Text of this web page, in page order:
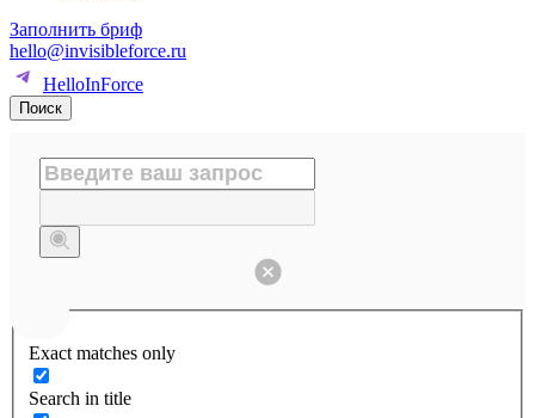
Заполнить бриф
hello@invisibleforce.ru
HelloInForce
Поиск
Exact matches only
Search in title